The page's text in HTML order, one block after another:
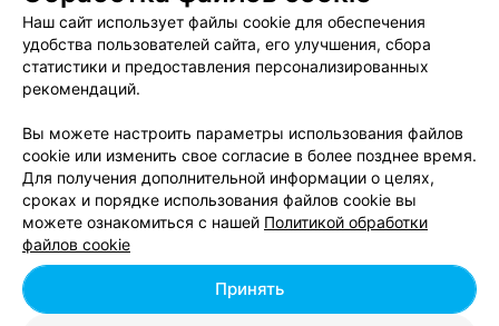
6-я центральная поликлиника
Минск, ул. Ульяновская, 5 Выходной
Наш сайт использует файлы cookie для обеспечения
удобства пользователей сайта, его улучшения, сбора
статистики и предоставления персонализированных
рекомендаций.
Вы можете настроить параметры использования файлов
cookie или изменить свое согласие в более позднее время.
Для получения дополнительной информации о целях,
сроках и порядке использования файлов cookie вы
можете ознакомиться с нашей Политикой обработки
файлов cookie
Принять